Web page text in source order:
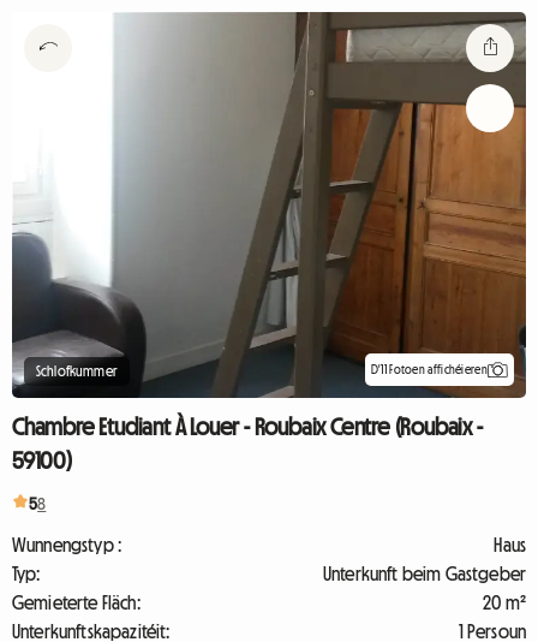
Schlofkummer D'11 Fotoen affichéieren
Chambre Etudiant À Louer - Roubaix Centre (Roubaix -
59100)
58
Wunnengstyp :
Haus
Typ:
Unterkunft beim Gastgeber
Gemieterte Fläch:
20 m²
Unterkunftskapazitéit:
1 Persoun